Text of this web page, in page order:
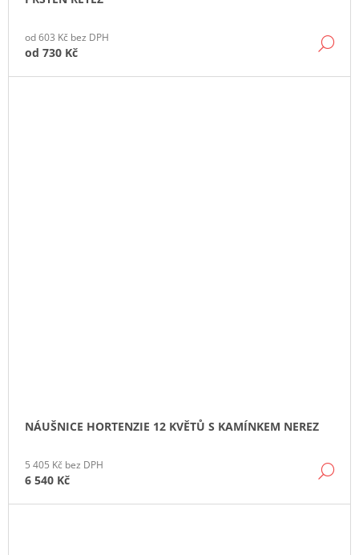
od 603 Kč bez DPH
od 730 Kč
NÁUŠNICE HORTENZIE 12 KVĚTŮ S KAMÍNKEM NEREZ
5 405 Kč bez DPH
6 540 Kč